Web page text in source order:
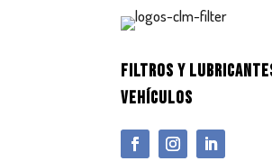
FILTROS Y
VEHÍCULOS